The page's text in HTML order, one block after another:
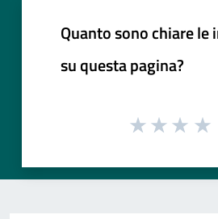
Quanto sono chiare
su questa pagina?